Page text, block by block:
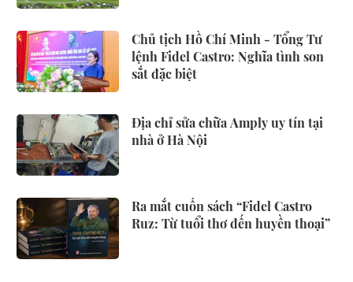
Chủ tịch Hồ Chí Minh - Tổng Tư
lệnh Fidel Castro: Nghĩa tình son
sắt đặc biệt
Địa chỉ sửa chữa Amply uy tín tại
nhà ở Hà Nội
Ra mắt cuốn sách “Fidel Castro
Ruz: Từ tuổi thơ đến huyền thoại”